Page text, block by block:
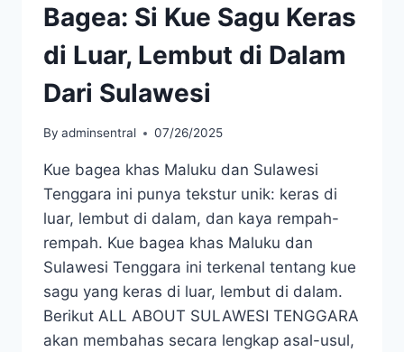
Bagea: Si Kue Sagu Keras
di Luar, Lembut di Dalam
Dari Sulawesi
By adminsentral 07/26/2025
Kue bagea khas Maluku dan Sulawesi
Tenggara ini punya tekstur unik: keras di
luar, lembut di dalam, dan kaya rempah-
rempah. Kue bagea khas Maluku dan
Sulawesi Tenggara ini terkenal tentang kue
sagu yang keras di luar, lembut di dalam.
Berikut ALL ABOUT SULAWESI TENGGARA
akan membahas secara lengkap asal-usul,